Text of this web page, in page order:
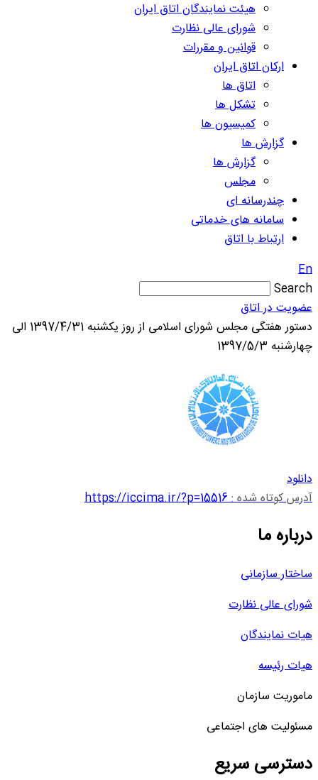
هیئت نمایندگان اتاق ایران
شورای عالی نظارت
قوانین و مقررات
ارکان اتاق ایران
اتاق ها
تشکل ها
کمیسیون ها
گزارش ها
گزارش ها
مجلس
چندرسانه ای
سامانه های خدماتی
ارتباط با اتاق
En
Search
عضویت در اتاق
دستور هفتگی مجلس شورای اسلامی از روز یکشنبه 1397/4/31 الی
چهارشنبه 1397/5/3
دانلود
آدرس کوتاه شده :https://iccima.ir/?p=15516
درباره ما
ساختار سازمانی
شورای عالی نظارت
هیات نمایندگان
هیات رئیسه
ماموریت سازمان
مسئولیت های اجتماعی
دسترسی سریع